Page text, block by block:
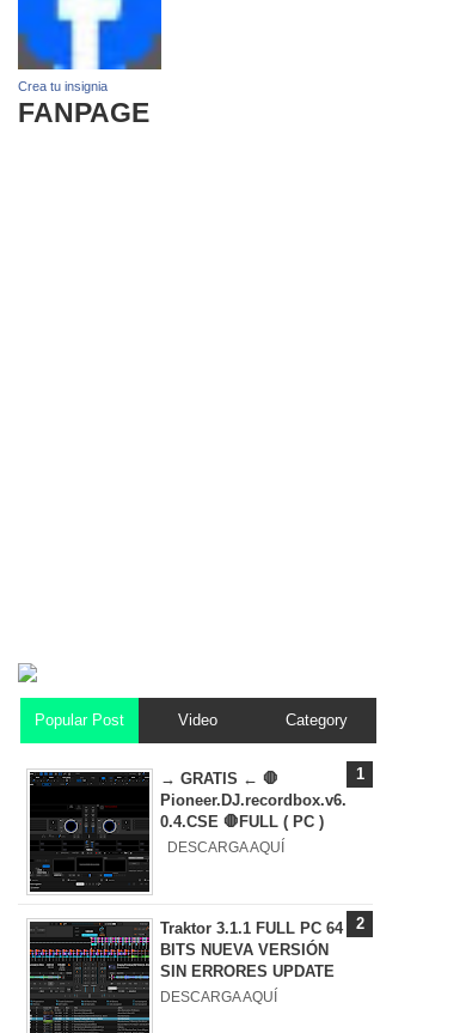
Crea tu insignia
FANPAGE
Popular Post Video Category
→ GRATIS ← 🛑
Pioneer.DJ.recordbox.v6.
0.4.CSE 🛑FULL ( PC )
DESCARGA AQUÍ
Traktor 3.1.1 FULL PC 64
BITS NUEVA VERSIÓN
SIN ERRORES UPDATE
DESCARGA AQUÍ